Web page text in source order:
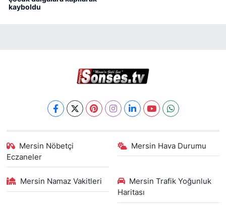
kayboldu
Mersin Nöbetçi
Eczaneler
Mersin Hava Durumu
Mersin Namaz Vakitleri
Mersin Trafik Yoğunluk
Haritası